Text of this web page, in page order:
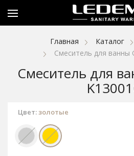
Главная Каталог
Смеситель для ванны
Смеситель для
Цвет:золотые